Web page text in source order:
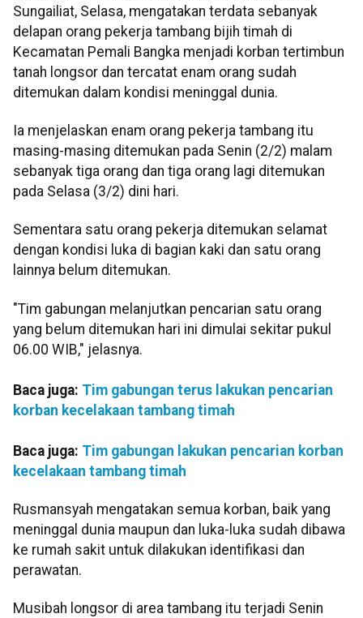
Sungailiat, Selasa, mengatakan terdata sebanyak
delapan orang pekerja tambang bijih timah di
Kecamatan Pemali Bangka menjadi korban tertimbun
tanah longsor dan tercatat enam orang sudah
ditemukan dalam kondisi meninggal dunia.
Ia menjelaskan enam orang pekerja tambang itu
masing-masing ditemukan pada Senin (2/2) malam
sebanyak tiga orang dan tiga orang lagi ditemukan
pada Selasa (3/2) dini hari.
Sementara satu orang pekerja ditemukan selamat
dengan kondisi luka di bagian kaki dan satu orang
lainnya belum ditemukan.
"Tim gabungan melanjutkan pencarian satu orang
yang belum ditemukan hari ini dimulai sekitar pukul
06.00 WIB," jelasnya.
Baca juga: Tim gabungan terus lakukan pencarian
korban kecelakaan tambang timah
Baca juga: Tim gabungan lakukan pencarian korban
kecelakaan tambang timah
Rusmansyah mengatakan semua korban, baik yang
meninggal dunia maupun dan luka-luka sudah dibawa
ke rumah sakit untuk dilakukan identifikasi dan
perawatan.
Musibah longsor di area tambang itu terjadi Senin